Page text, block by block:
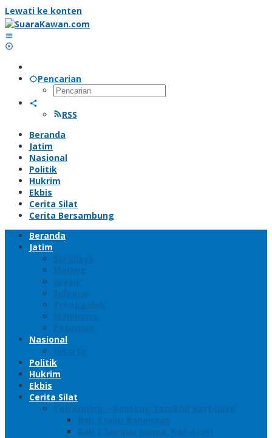
Lewati ke konten
Pencarian
RSS
Beranda
Jatim
Nasional
Politik
Hukrim
Ekbis
Cerita Silat
Cerita Bersambung
Beranda
Jatim
Surabaya
Malang
Gresik
Sidoarjo
Trenggalek
Mojokerto
Pasuruan
Nasional
Jakarta
Politik
Hukrim
Ekbis
Cerita Silat
Toh Kuning – Benteng Terakhir Kertajaya
Bab 1 Jalur Banengan
Bab 2 Sampai Jumpa, Ken Arok!